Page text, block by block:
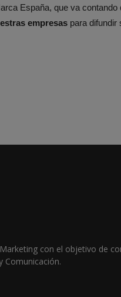
España, que va
empresas para difundir
con el objetivo de
Comunicación.